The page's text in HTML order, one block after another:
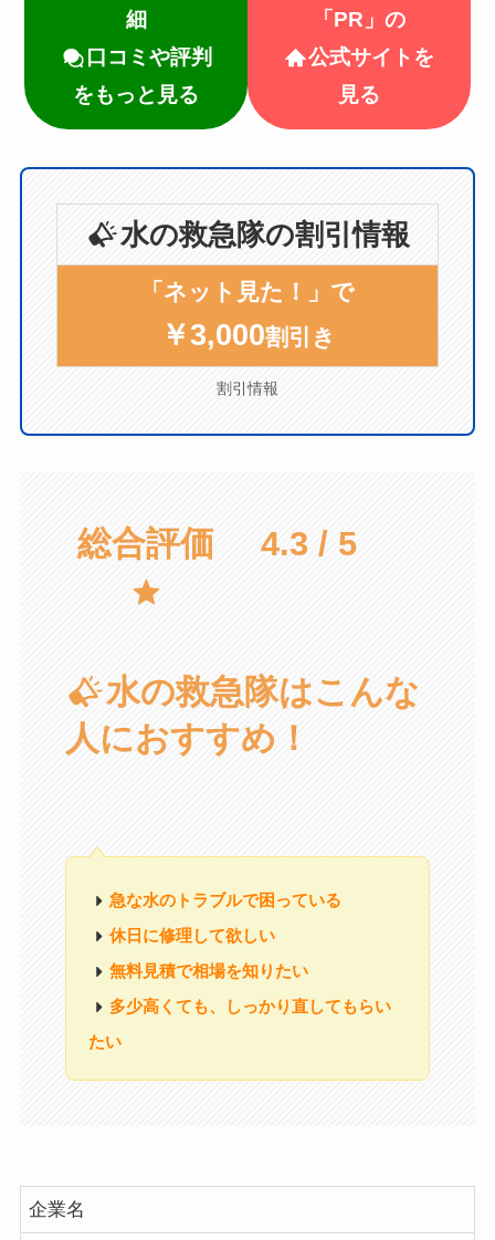
細
口コミや評判
をもっと見る
「PR」の
公式サイトを
見る
水の救急隊の割引情報
「ネット見た！」で
￥3,000割引き
割引情報
総合評価 4.3 / 5
水の救急隊はこんな
人におすすめ！
急な水のトラブルで困っている
休日に修理して欲しい
無料見積で相場を知りたい
多少高くても、しっかり直してもらい
たい
企業名